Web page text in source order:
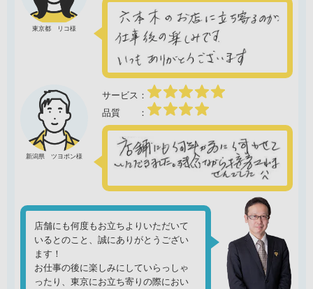
東京都 リコ様
新潟県 ツヨポン様
店舗にも何度もお立ちよりいただいて
いるとのこと、誠にありがとうござい
ます！
お仕事の後に楽しみにしていらっしゃ
ったり、東京にお立ち寄りの際におい